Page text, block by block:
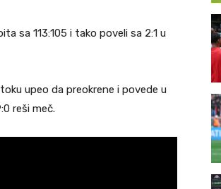
sa 113:105 i tako poveli sa 2:1 u
upeo da preokrene i povede u
reši meč.